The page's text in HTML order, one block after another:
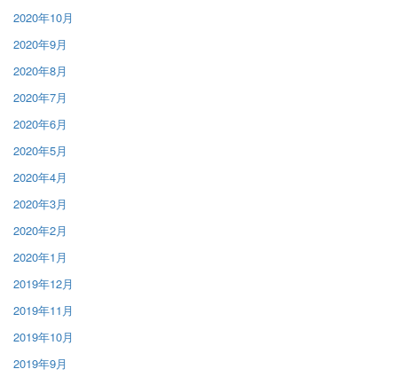
2020年10月
2020年9月
2020年8月
2020年7月
2020年6月
2020年5月
2020年4月
2020年3月
2020年2月
2020年1月
2019年12月
2019年11月
2019年10月
2019年9月